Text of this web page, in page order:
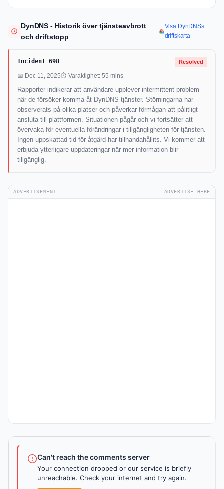
DynDNS - Historik över tjänsteavbrott
och driftstopp
Visa DynDNSs
driftskarta
Incident 698 Resolved
📅 Dec 11, 2025⏱ Varaktighet: 55 mins
Rapporter indikerar att användare upplever intermittent problem
när de försöker komma åt DynDNS-tjänster. Störningarna har
observerats på olika platser och påverkar förmågan att pålitligt
ansluta till plattformen. Situationen pågår och vi fortsätter att
övervaka för eventuella förändringar i tillgängligheten för tjänsten.
Ingen uppskattad tid för åtgärd har tillhandahållits. Vi kommer att
erbjuda ytterligare uppdateringar när mer information blir
tillgänglig.
ADVERTISEMENT ADVERTISE HERE
Can't reach the comments server
Your connection dropped or our service is briefly
unreachable. Check your internet and try again.